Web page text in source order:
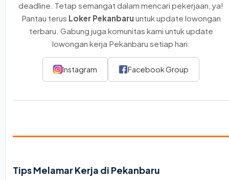
deadline. Tetap semangat dalam mencari pekerjaan, ya!
Pantau terus Loker Pekanbaru untuk update lowongan
terbaru. Gabung juga komunitas kami untuk update
lowongan kerja Pekanbaru setiap hari:
Instagram Facebook Group
Tips Melamar Kerja di Pekanbaru